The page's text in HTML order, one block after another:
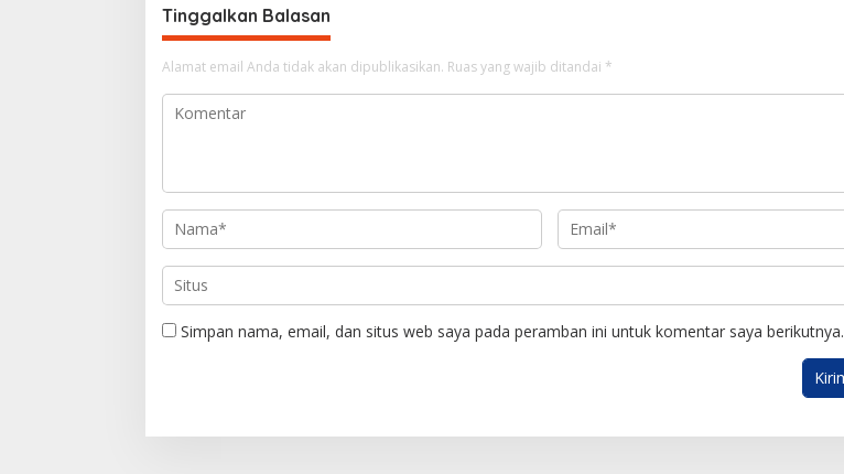
g
a
s
i
s
Tinggalkan Balasan
Alamat email Anda tidak akan dipublikasikan. Ruas yang wajib ditandai *
Simpan nama, email, dan situs web saya pada peramban ini untuk komentar saya berikutnya.